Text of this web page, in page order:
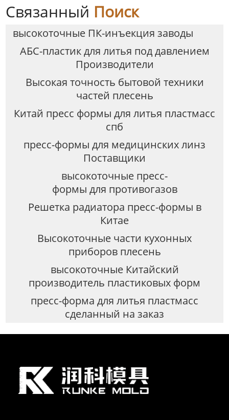
Связанный Поиск
высокоточные ПК-инъекция заводы
АБС-пластик для литья под давлением
Производители
Высокая точность бытовой техники
частей плесень
Китай пресс формы для литья пластмасс
спб
пресс-формы для медицинских линз
Поставщики
высокоточные пресс-
формы для противогазов
Решетка радиатора пресс-формы в
Китае
Высокоточные части кухонных
приборов плесень
высокоточные Китайский
производитель пластиковых форм
пресс-форма для литья пластмасс
сделанный на заказ